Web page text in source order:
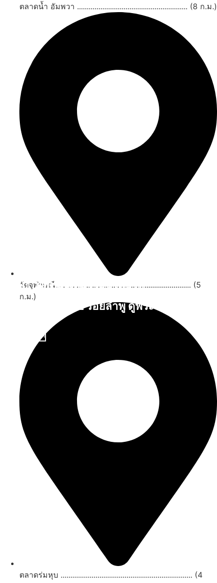
นับหิ่งห้อย ร้อยลำพู ดูพระจันทร์
ตลาดน้ำ อัมพวา ......................................................... (8 ก.ม.)
วัดจุฬามณี...................................................................... (5
ก.ม.)
ตลาดร่มหุบ .................................................................... (4
สถานที่ท่องเที่ยวรอบรีสอร์ท
ดูทั้งหมด